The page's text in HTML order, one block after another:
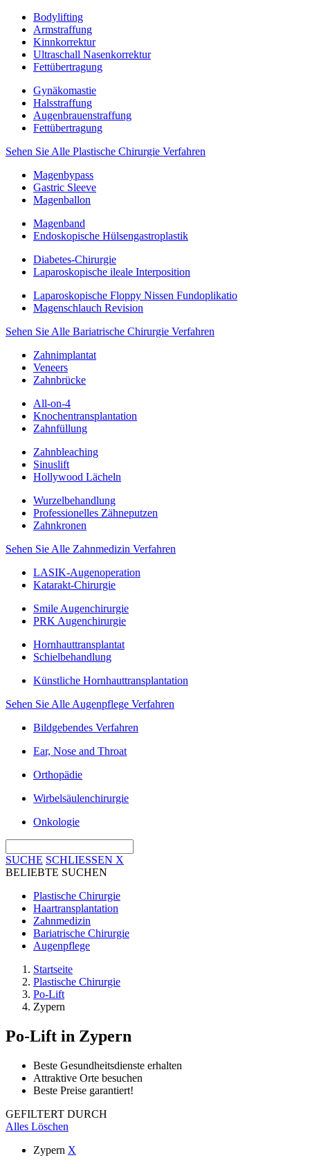
Bodylifting
Armstraffung
Kinnkorrektur
Ultraschall Nasenkorrektur
Fettübertragung
Gynäkomastie
Halsstraffung
Augenbrauenstraffung
Fettübertragung
Sehen Sie Alle Plastische Chirurgie Verfahren
Magenbypass
Gastric Sleeve
Magenballon
Magenband
Endoskopische Hülsengastroplastik
Diabetes-Chirurgie
Laparoskopische ileale Interposition
Laparoskopische Floppy Nissen Fundoplikatio
Magenschlauch Revision
Sehen Sie Alle Bariatrische Chirurgie Verfahren
Zahnimplantat
Veneers
Zahnbrücke
All-on-4
Knochentransplantation
Zahnfüllung
Zahnbleaching
Sinuslift
Hollywood Lächeln
Wurzelbehandlung
Professionelles Zähneputzen
Zahnkronen
Sehen Sie Alle Zahnmedizin Verfahren
LASIK-Augenoperation
Katarakt-Chirurgie
Smile Augenchirurgie
PRK Augenchirurgie
Hornhauttransplantat
Schielbehandlung
Künstliche Hornhauttransplantation
Sehen Sie Alle Augenpflege Verfahren
Bildgebendes Verfahren
Ear, Nose and Throat
Orthopädie
Wirbelsäulenchirurgie
Onkologie
SUCHE SCHLIESSEN X
BELIEBTE SUCHEN
Plastische Chirurgie
Haartransplantation
Zahnmedizin
Bariatrische Chirurgie
Augenpflege
Startseite
Plastische Chirurgie
Po-Lift
Zypern
Po-Lift in Zypern
Beste Gesundheitsdienste erhalten
Attraktive Orte besuchen
Beste Preise garantiert!
GEFILTERT DURCH
Alles Löschen
Zypern X